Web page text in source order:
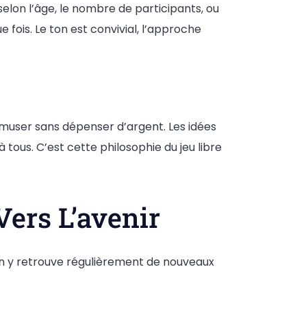
l’âge, le nombre de participants, ou
fois. Le ton est convivial, l’approche
sans dépenser d’argent. Les idées
C’est cette philosophie du jeu libre
L’avenir
y retrouve régulièrement de nouveaux